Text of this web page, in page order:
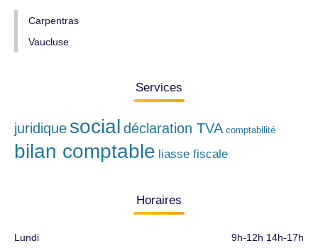
Carpentras
Vaucluse
Services
juridique social déclaration TVA comptabilité
bilan comptable liasse fiscale
Horaires
Lundi
9h-12h 14h-17h